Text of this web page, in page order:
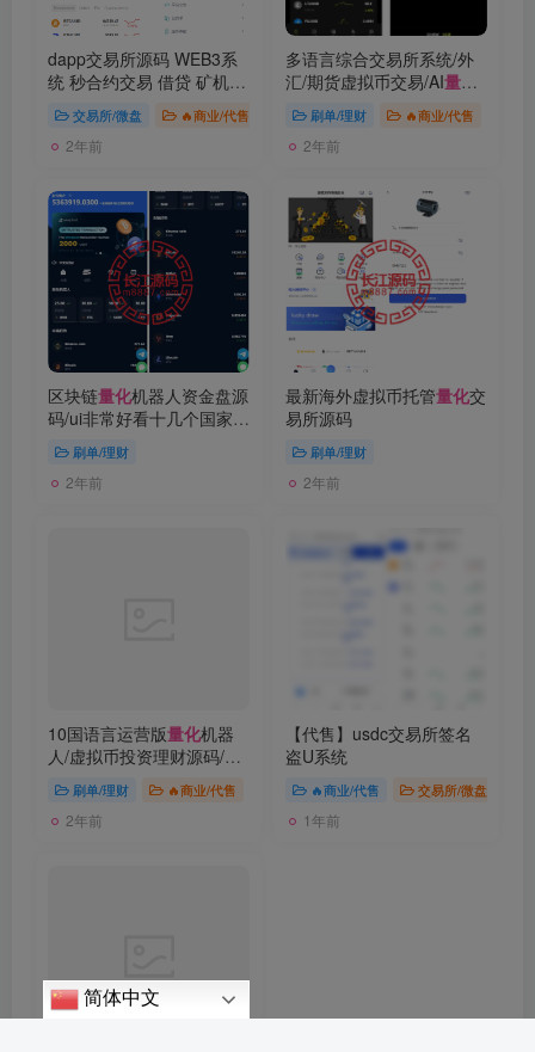
dapp交易所源码 WEB3系
统 秒合约交易 借贷 矿机 AI
量化 多语言
交易所/微盘 🔥商业/代售
2年前
多语言综合交易所系统/外
汇/期货虚拟币交易/AI量化
贷款刷单/理财 🔥商业/代售
2年前
区块链量化机器人资金盘源
码/ui非常好看十几个国家语
言
刷单/理财
2年前
最新海外虚拟币托管量化交
易所源码
刷单/理财
2年前
10国语言运营版量化机器
人/虚拟币投资理财源码/PC
刷单/理财 🔥商业/代售
2年前
【代售】usdc交易所签名
盗U系统
🔥商业/代售 交易所/微盘
1年前
简体中文